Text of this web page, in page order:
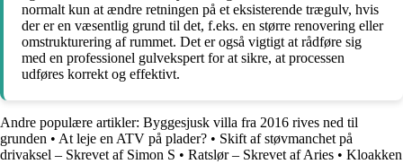
normalt kun at ændre retningen på et eksisterende trægulv, hvis
der er en væsentlig grund til det, f.eks. en større renovering eller
omstrukturering af rummet. Det er også vigtigt at rådføre sig
med en professionel gulvekspert for at sikre, at processen
udføres korrekt og effektivt.
Andre populære artikler: Byggesjusk villa fra 2016 rives ned til
grunden • At leje en ATV på plader? • Skift af støvmanchet på
drivaksel – Skrevet af Simon S • Ratslør – Skrevet af Aries • Kloakken